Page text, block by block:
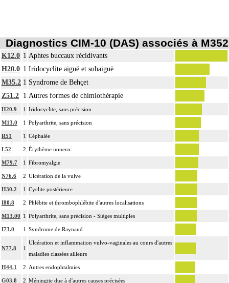
Diagnostics CIM-10 (DAS) associés à M352
K12.0 1 Aphtes buccaux récidivants
H20.0 1 Iridocyclite aiguë et subaiguë
M35.2 1 Syndrome de Behçet
Z51.2 1 Autres formes de chimiothérapie
H20.9 1 Iridocyclite, sans précision
M13.0 1 Polyarthrite, sans précision
R51 1 Céphalée
L52 2 Érythème noueux
M79.7 1 Fibromyalgie
N76.6 2 Ulcération de la vulve
H30.2 1 Cyclite postérieure
I80.8 2 Phlébite et thrombophlébite d'autres localisations
M13.00 1 Polyarthrite, sans précision - Sièges multiples
I73.0 1 Syndrome de Raynaud
N77.8 1
Ulcération et inflammation vulvo-vaginales au cours d'autres
maladies classées ailleurs
H44.1 2 Autres endophtalmies
G03.8 2 Méningite due à d'autres causes précisées